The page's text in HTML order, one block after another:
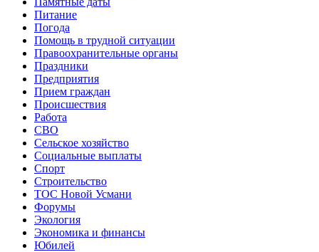
Питание
Погода
Помощь в трудной ситуации
Правоохранительные органы
Праздники
Предприятия
Прием граждан
Происшествия
Работа
СВО
Сельское хозяйство
Социальные выплаты
Спорт
Строительство
ТОС Новой Усмани
Форумы
Экология
Экономика и финансы
Юбилей